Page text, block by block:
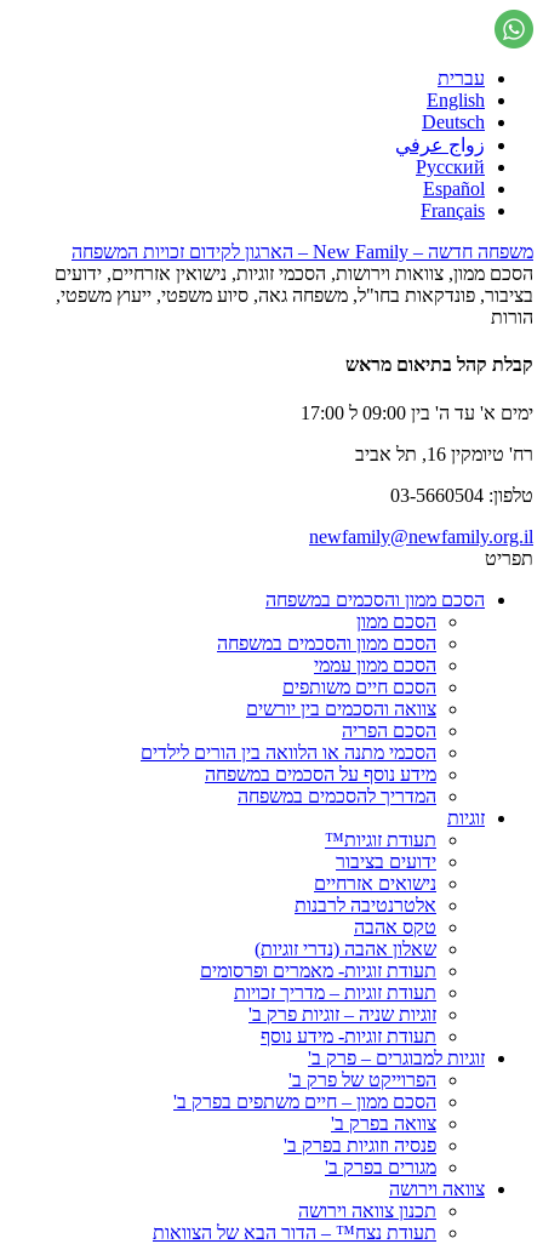
עברית
English
Deutsch
زواج عرفي
Русский
Español
Français
משפחה חדשה – New Family – הארגון לקידום זכויות המשפחה
הסכם ממון, צוואות וירושות, הסכמי זוגיות, נישואין אזרחיים, ידועים
בציבור, פונדקאות בחו"ל, משפחה גאה, סיוע משפטי, ייעוץ משפטי,
הורות
קבלת קהל בתיאום מראש
ימים א' עד ה' בין 09:00 ל 17:00
רח' טיומקין 16, תל אביב
טלפון: 03-5660504
newfamily@newfamily.org.il
תפריט
הסכם ממון והסכמים במשפחה
הסכם ממון
הסכם ממון והסכמים במשפחה
הסכם ממון עממי
הסכם חיים משותפים
צוואה והסכמים בין יורשים
הסכם הפריה
הסכמי מתנה או הלוואה בין הורים לילדים
מידע נוסף על הסכמים במשפחה
המדריך להסכמים במשפחה
זוגיות
תעודת זוגיות™
ידועים בציבור
נישואים אזרחיים
אלטרנטיבה לרבנות
טקס אהבה
שאלון אהבה (נדרי זוגיות)
תעודת זוגיות- מאמרים ופרסומים
תעודת זוגיות – מדריך זכויות
זוגיות שניה – זוגיות פרק ב'
תעודת זוגיות- מידע נוסף
זוגיות למבוגרים – פרק ב'
הפרוייקט של פרק ב'
הסכם ממון – חיים משתפים בפרק ב'
צוואה בפרק ב'
פנסיה וזוגיות בפרק ב'
מגורים בפרק ב'
צוואה וירושה
תכנון צוואה וירושה
תעודת נצח™ – הדור הבא של הצוואות